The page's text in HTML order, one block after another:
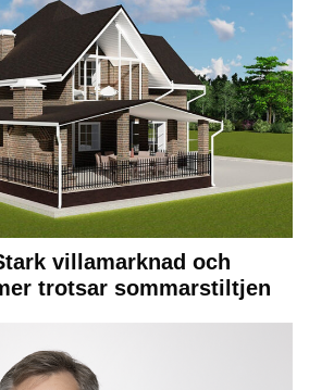
villamarknad och
trotsar sommarstiltjen